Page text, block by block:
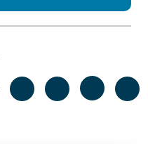
Facebook